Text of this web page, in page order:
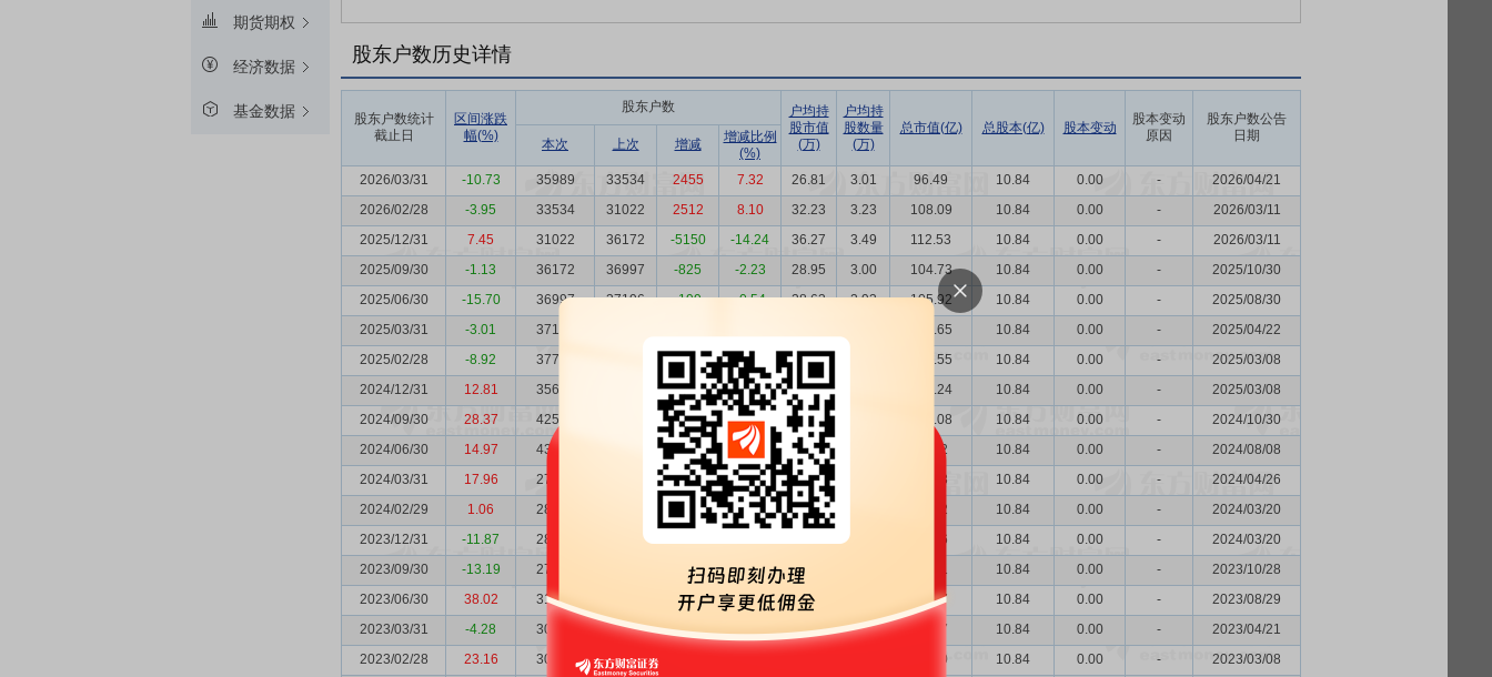
期货期权
经济数据
基金数据
股东户数历史详情
股东户数统计
截止日
区间涨跌
幅(%)
股东户数
户均持
股市值
(万)
户均持
股数量
(万)
总市值(亿) 总股本(亿) 股本变动
股本变动
原因
股东户数公告
日期
本次 上次 增减
增减比例
(%)
2026/03/31
-10.73 35989 33534 2455 7.32 26.81 3.01 96.49 10.84 0.00 -
2026/04/21
2026/02/28
-3.95 33534 31022 2512 8.10 32.23 3.23 108.09 10.84 0.00 -
2026/03/11
2025/12/31
7.45 31022 36172 -5150 -14.24 36.27 3.49 112.53 10.84 0.00 -
2026/03/11
2025/09/30
-1.13 36172 36997 -825 -2.23 28.95 3.00 104.73 10.84 0.00 -
2025/10/30
2025/06/30
-15.70 36997 37196 -199 -0.54 28.63 2.93 105.92 10.84 0.00 -
2025/08/30
2025/03/31
-3.01 37196 125.65 10.84 0.00 -
2025/04/22
2025/02/28
-8.92 37753 2130 5.98 34.32 129.55 10.84 0.00 -
2025/03/08
2024/12/31
12.81 35623 -6975 -16.37 39.93 142.24 10.84 0.00 -
2025/03/08
2024/09/30
28.37 42598 -487 -1.13 29.60 126.08 10.84 0.00 -
2024/10/30
2024/06/30
14.97 43085 15524 56.33 22.80 98.22 10.84 0.00 -
2024/08/08
2024/03/31
17.96 27561 -506 -1.80 31.00 85.43 10.84 0.00 -
2024/04/26
2024/02/29
1.06 28067 -301 -1.06 25.80 72.42 10.84 0.00 -
2024/03/20
2023/12/31
-11.87 28368 27426 3.82 71.66 10.84 0.00 -
2024/03/20
2023/09/30
-13.19 27426 -3953 -12.60 29.65 81.31 10.84 0.00 -
2023/10/28
2023/06/30
38.02 31379 1267 4.21 29.85 93.67 10.84 0.00 -
2023/08/29
2023/03/31
-4.28 30112 30164 -52 22.54 3.60 67.87 10.84 0.00 -
2023/04/21
2023/02/28
23.16 30164 32912 70.90 10.84 0.00 -
2023/03/08